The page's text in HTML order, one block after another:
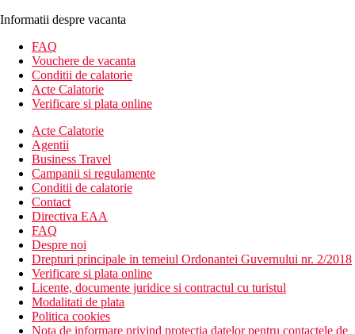
Informatii despre vacanta
FAQ
Vouchere de vacanta
Conditii de calatorie
Acte Calatorie
Verificare si plata online
Acte Calatorie
Agentii
Business Travel
Campanii si regulamente
Conditii de calatorie
Contact
Directiva EAA
FAQ
Despre noi
Drepturi principale in temeiul Ordonantei Guvernului nr. 2/2018
Verificare si plata online
Licente, documente juridice si contractul cu turistul
Modalitati de plata
Politica cookies
Nota de informare privind protectia datelor pentru contactele de